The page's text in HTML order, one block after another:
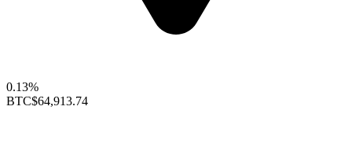
0.13%
BTC$64,913.74